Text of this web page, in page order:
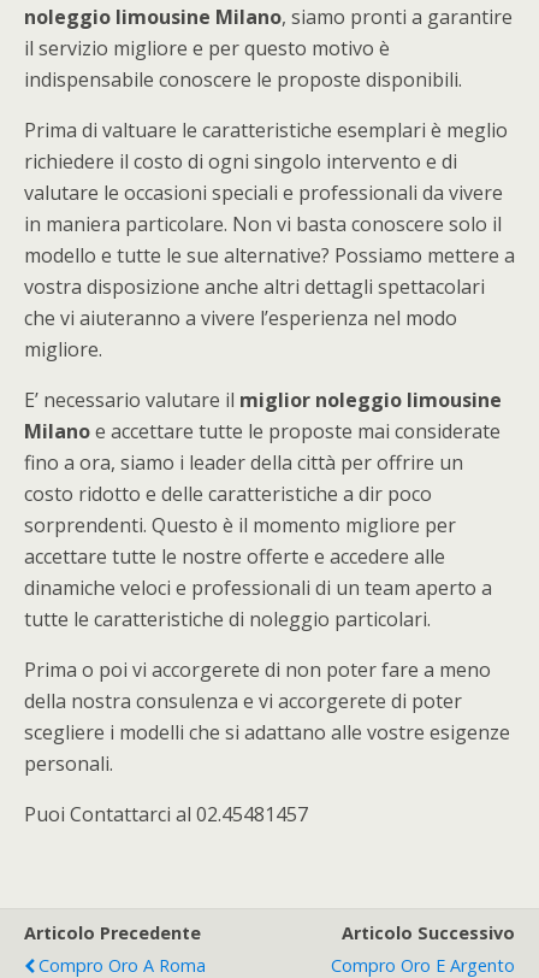
noleggio limousine Milano, siamo pronti a garantire
il servizio migliore e per questo motivo è
indispensabile conoscere le proposte disponibili.
Prima di valtuare le caratteristiche esemplari è meglio
richiedere il costo di ogni singolo intervento e di
valutare le occasioni speciali e professionali da vivere
in maniera particolare. Non vi basta conoscere solo il
modello e tutte le sue alternative? Possiamo mettere a
vostra disposizione anche altri dettagli spettacolari
che vi aiuteranno a vivere l’esperienza nel modo
migliore.
E’ necessario valutare il miglior noleggio limousine
Milanoe accettare tutte le proposte mai considerate
fino a ora, siamo i leader della città per offrire un
costo ridotto e delle caratteristiche a dir poco
sorprendenti. Questo è il momento migliore per
accettare tutte le nostre offerte e accedere alle
dinamiche veloci e professionali di un team aperto a
tutte le caratteristiche di noleggio particolari.
Prima o poi vi accorgerete di non poter fare a meno
della nostra consulenza e vi accorgerete di poter
scegliere i modelli che si adattano alle vostre esigenze
personali.
Puoi Contattarci al 02.45481457
Articolo Precedente
Compro Oro A Roma
Articolo Successivo
Compro Oro E Argento